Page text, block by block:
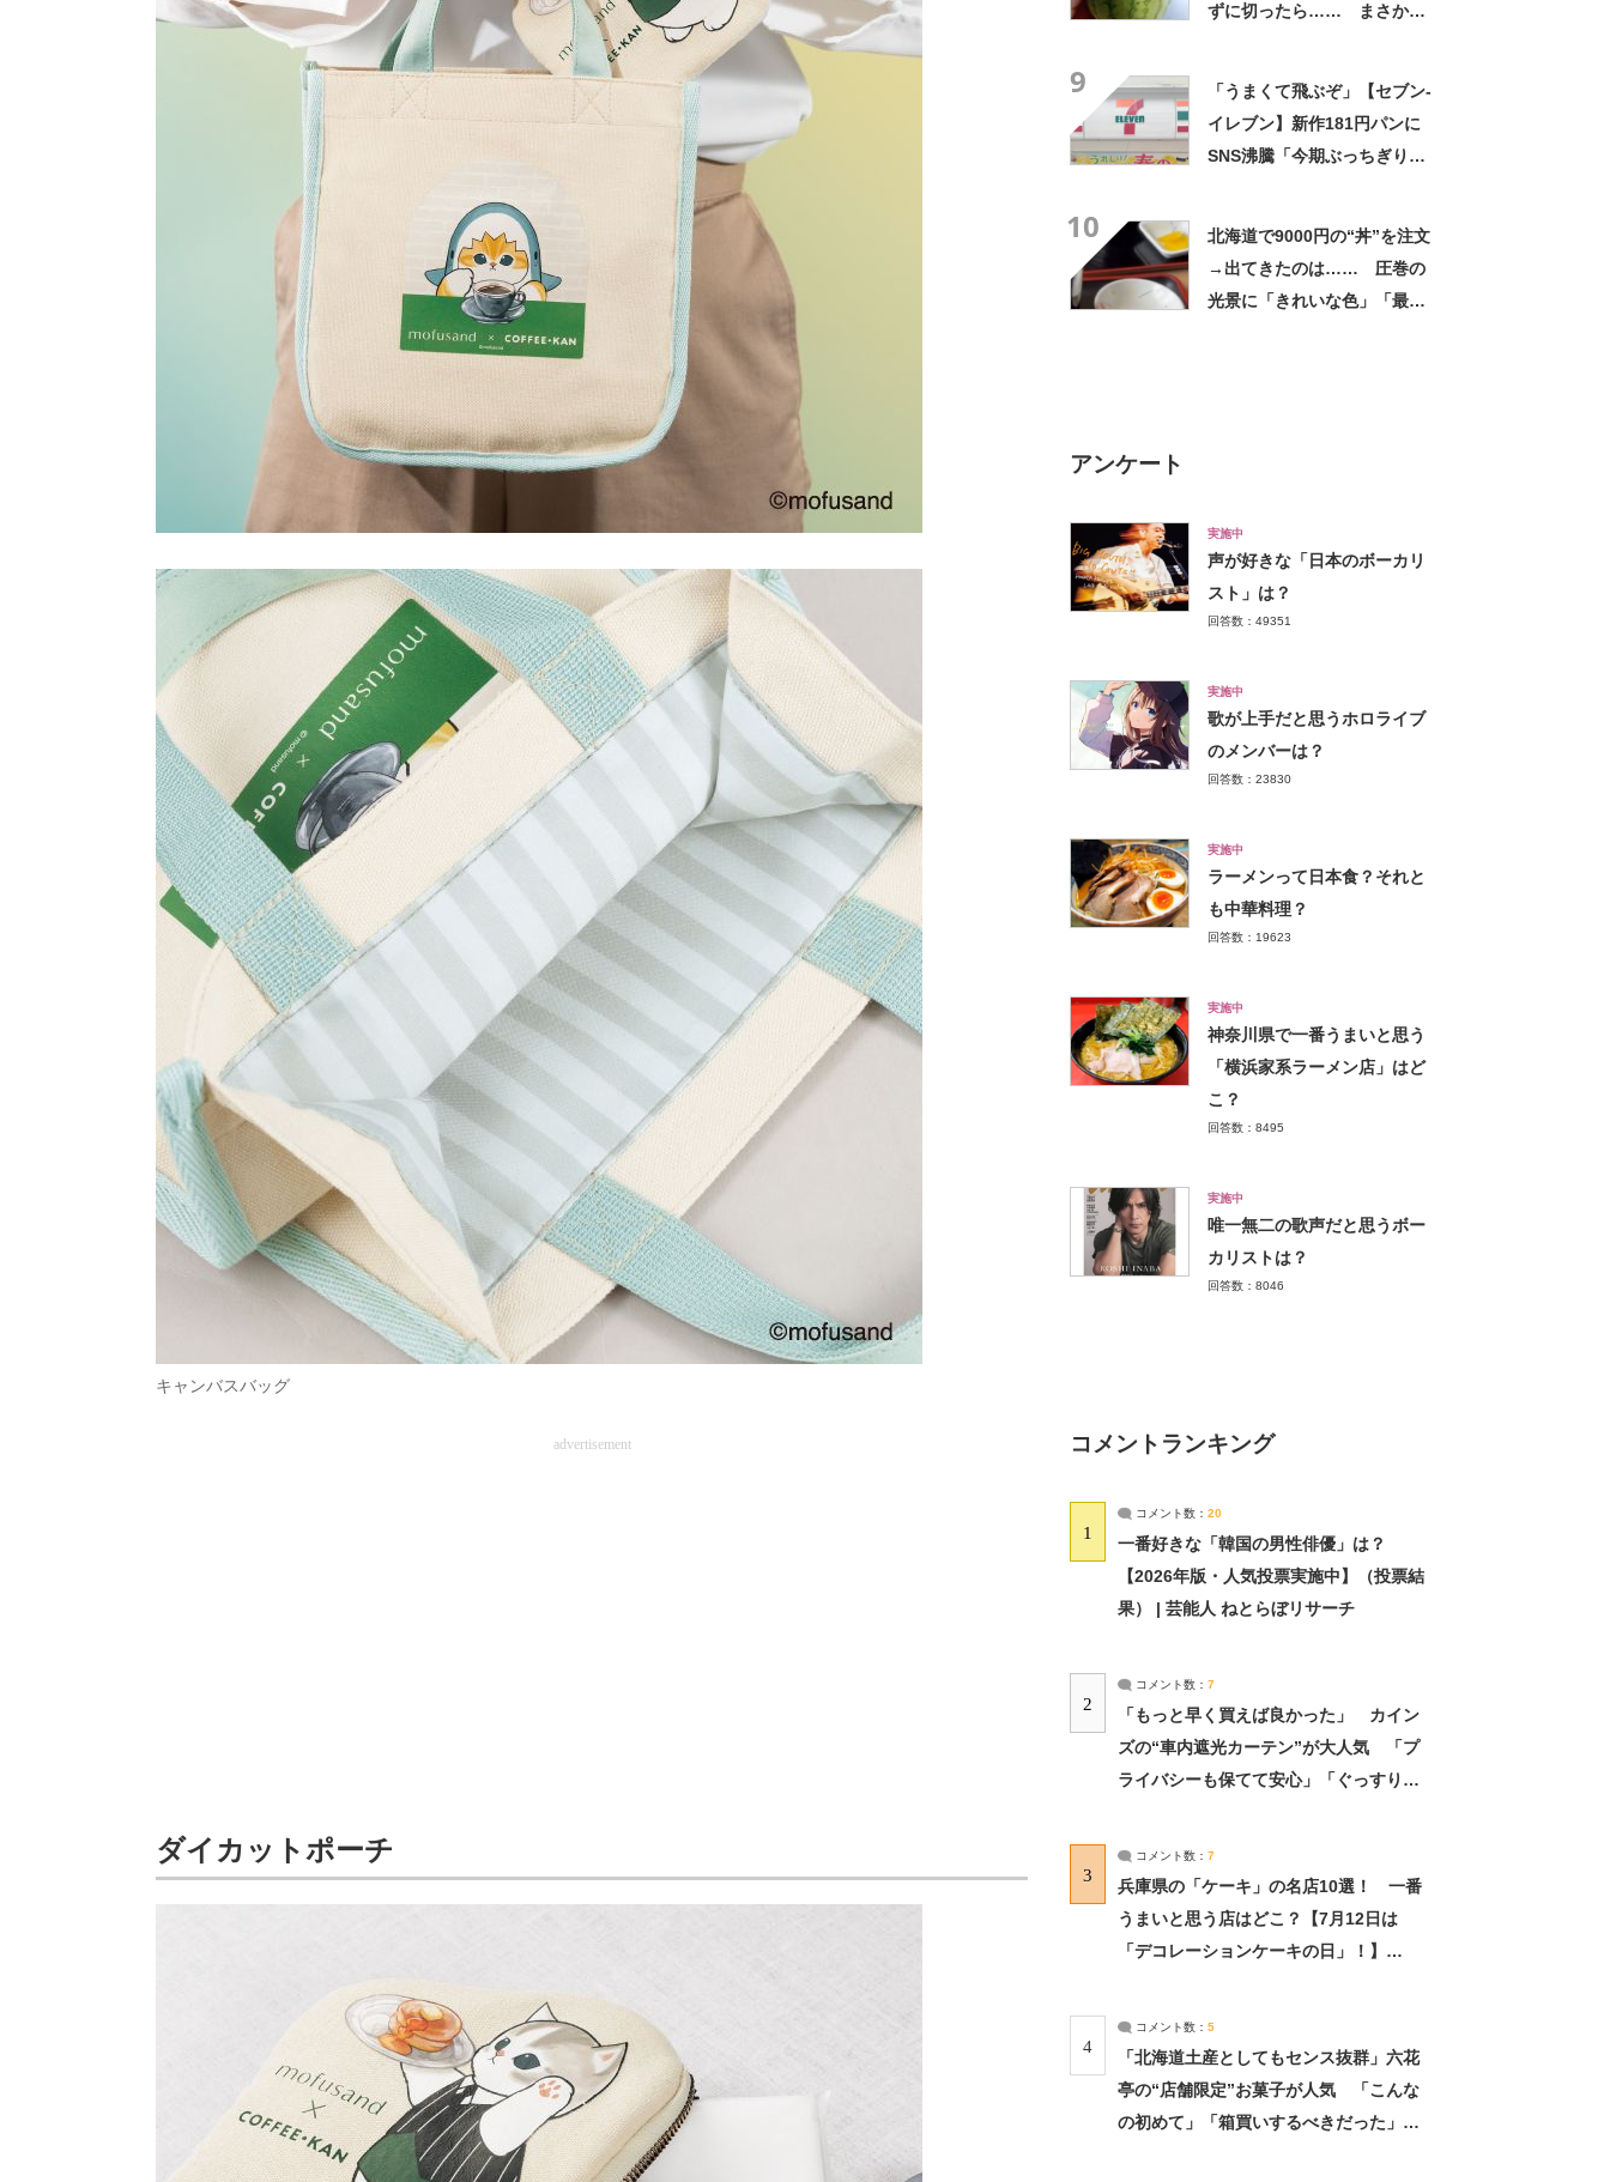
キャンバスバッグ
advertisement
ダイカットポーチ
ずに切ったら…… まさかの
9
「うまくて飛ぶぞ」【セブン‐
イレブン】新作181円パンに
SNS沸騰「今期ぶっちぎりで
10
北海道で9000円の“丼”を注文
→出てきたのは…… 圧巻の
光景に「きれいな色」「最高
アンケート
実施中
声が好きな「日本のボーカリ
スト」は？
回答数：49351
実施中
歌が上手だと思うホロライブ
のメンバーは？
回答数：23830
実施中
ラーメンって日本食？それと
も中華料理？
回答数：19623
実施中
神奈川県で一番うまいと思う
「横浜家系ラーメン店」はど
こ？
回答数：8495
実施中
唯一無二の歌声だと思うボー
カリストは？
回答数：8046
コメントランキング
1
コメント数： 20
一番好きな「韓国の男性俳優」は？
【2026年版・人気投票実施中】（投票結
果） | 芸能人 ねとらぼリサーチ
2
コメント数： 7
「もっと早く買えば良かった」 カイン
ズの“車内遮光カーテン”が大人気 「プ
ライバシーも保てて安心」「ぐっすり眠
3
コメント数： 7
兵庫県の「ケーキ」の名店10選！ 一番
うまいと思う店はどこ？【7月12日は
「デコレーションケーキの日」！】
4
コメント数： 5
「北海道土産としてもセンス抜群」六花
亭の“店舗限定”お菓子が人気 「こんな
の初めて」「箱買いするべきだった」